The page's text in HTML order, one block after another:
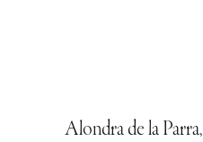
Alondra de la Parra,